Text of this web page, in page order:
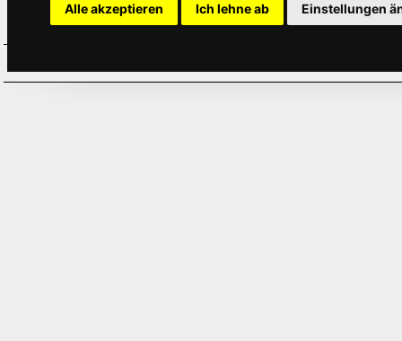
Alle akzeptieren Ich lehne ab Einstellungen